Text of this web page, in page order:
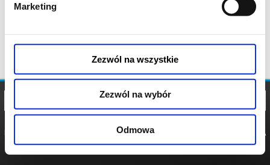
Marketing
Zezwól na wszystkie
Zezwól na wybór
Odmowa
POLITYKA
POLITYKA